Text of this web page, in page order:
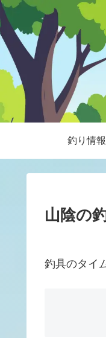
釣り情報
山陰の
釣具のタイ